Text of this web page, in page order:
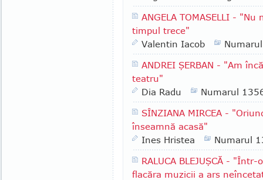
ANGELA TOMASELLI -
timpul trece"
Valentin Iacob
ANDREI ŞERBAN - "Am
teatru"
Dia Radu
Numarul
SÎNZIANA MIRCEA -
înseamnă acasă"
Ines Hristea
Numarul
RALUCA BLEJUŞCĂ -
flacăra muzicii a ars